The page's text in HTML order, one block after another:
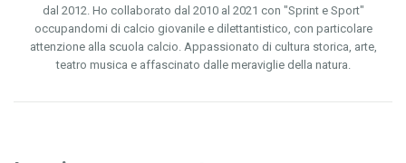
dal 2012. Ho collaborato dal 2010 al 2021 con "Sprint e Sport"
occupandomi di calcio giovanile e dilettantistico, con particolare
attenzione alla scuola calcio. Appassionato di cultura storica, arte,
teatro musica e affascinato dalle meraviglie della natura.